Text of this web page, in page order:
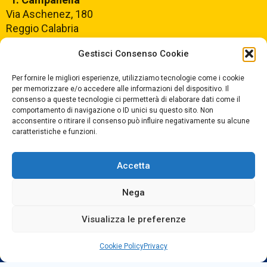
Gestisci Consenso Cookie
Per fornire le migliori esperienze, utilizziamo tecnologie come i cookie
per memorizzare e/o accedere alle informazioni del dispositivo. Il
consenso a queste tecnologie ci permetterà di elaborare dati come il
comportamento di navigazione o ID unici su questo sito. Non
acconsentire o ritirare il consenso può influire negativamente su alcune
caratteristiche e funzioni.
Accetta
Nega
Visualizza le preferenze
Cookie PolicyPrivacy
Via Aschenez, 180
Reggio Calabria
Segreteria +39096520527
Fax +390965499420
E-mail:rcvc010005@istruzione.it
ORARIO DI APERTURA